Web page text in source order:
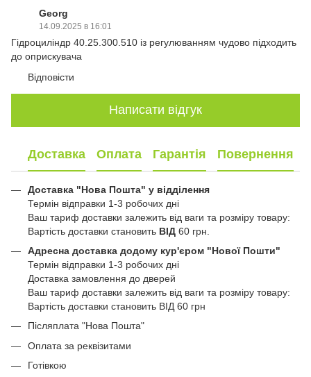
Georg
14.09.2025 в 16:01
Гідроциліндр 40.25.300.510 із регулюванням чудово підходить
до оприскувача
Відповісти
Написати відгук
Доставка Оплата Гарантія Повернення
Доставка "Нова Пошта" у відділення
Термін відправки 1-3 робочих дні
Ваш тариф доставки залежить від ваги та розміру товару:
Вартість доставки становить ВІД 60 грн.
Адресна доставка додому кур'єром "Нової Пошти"
Термін відправки 1-3 робочих дні
Доставка замовлення до дверей
Ваш тариф доставки залежить від ваги та розміру товару:
Вартість доставки становить ВІД 60 грн
Післяплата "Нова Пошта"
Оплата за реквізитами
Готівкою